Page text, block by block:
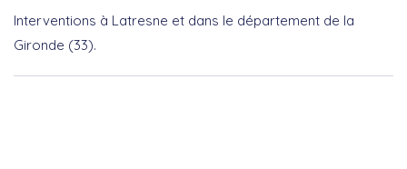
Interventions à Latresne et dans le département de la
Gironde (33).